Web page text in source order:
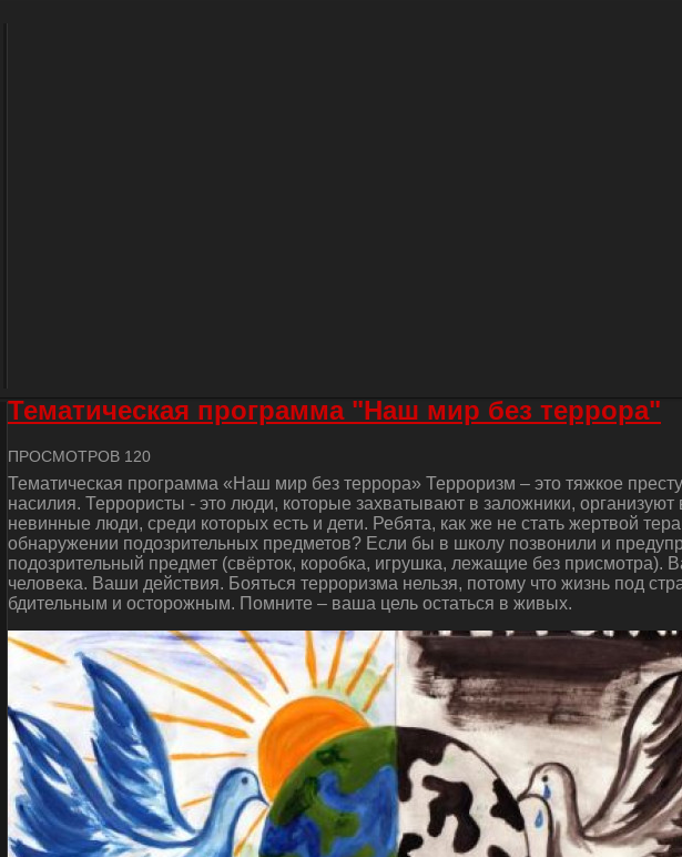
Тематическая программа "Наш мир без террора"
ПРОСМОТРОВ 120
Тематическая программа «Наш мир без террора» Терроризм – это тяжкое
насилия. Террористы - это люди, которые захватывают в заложники,
невинные люди, среди которых есть и дети. Ребята, как же не стать жертвой
обнаружении подозрительных предметов? Если бы в школу позвонили и
подозрительный предмет (свёрток, коробка, игрушка, лежащие без
человека. Ваши действия. Бояться терроризма нельзя, потому что жизнь под
бдительным и осторожным. Помните – ваша цель остаться в живых.